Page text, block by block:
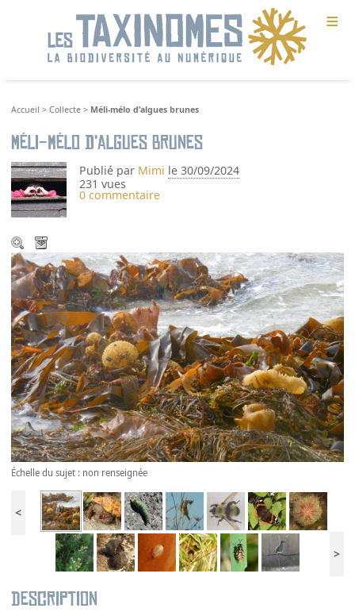
≡
Accueil >Collecte > Méli-mélo d’algues brunes
Méli-mélo d’algues brunes
Publié par Mimi le 30/09/2024
231 vues
0 commentaire
Échelle du sujet : non renseignée
<
>
Description